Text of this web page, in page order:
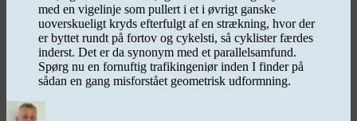
med en vigelinje som pullert i et i øvrigt ganske
uoverskueligt kryds efterfulgt af en strækning, hvor der
er byttet rundt på fortov og cykelsti, så cyklister færdes
inderst. Det er da synonym med et parallelsamfund.
Spørg nu en fornuftig trafikingeniør inden I finder på
sådan en gang misforstået geometrisk udformning.